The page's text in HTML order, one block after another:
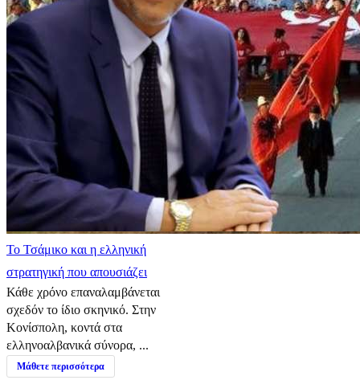
​Το Τσάμικο και η ελληνική
στρατηγική που απουσιάζει
Κάθε χρόνο επαναλαμβάνεται
σχεδόν το ίδιο σκηνικό. Στην
Κονίσπολη, κοντά στα
ελληνοαλβανικά σύνορα, ...
Μάθετε περισσότερα